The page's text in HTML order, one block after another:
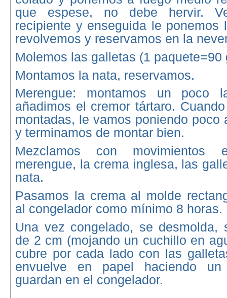
que espese, no debe hervir.
recipiente y enseguida le ponemos
revolvemos y reservamos en la
Molemos las galletas (1 paquete=90
Montamos la nata, reservamos.
Merengue: montamos un
añadimos el cremor tártaro.
montadas, le vamos poniendo poco
y terminamos de montar bien.
Mezclamos con movimientos
merengue, la crema inglesa, las
nata.
Pasamos la crema al molde
al congelador como mínimo 8 horas.
Una vez congelado, se desmolda,
de 2 cm (mojando un cuchillo en
cubre por cada lado con las
envuelve en papel haciendo
guardan en el congelador.